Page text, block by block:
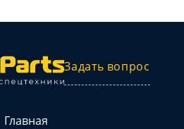
Задать вопрос
Главная